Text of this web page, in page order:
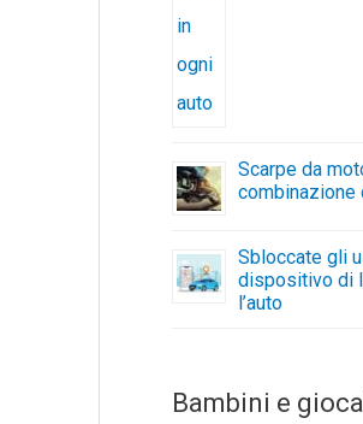
Scarpe da
Sbloccate gli
dispositivo di
l’auto
Bambini e